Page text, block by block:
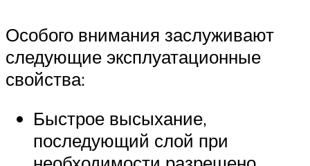
Особого внимания заслуживают
следующие эксплуатационные
свойства:
Быстрое высыхание,
последующий слой при